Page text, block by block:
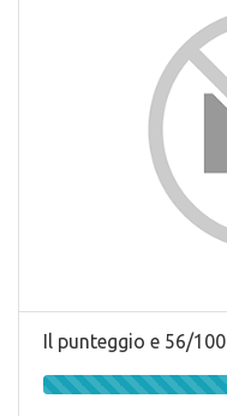
Il punteggio e 56/100